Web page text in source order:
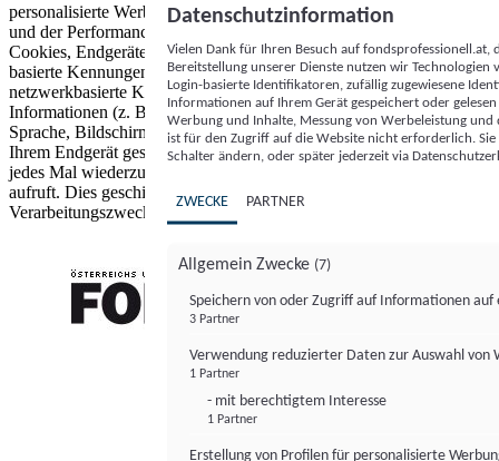
personalisierte Werbung und Inhalte, Messung von Werbeleistung
und der Performance von Inhalten sowie Zielgruppenforschung.
Cookies, Endgeräte- oder ähnliche Online-Kennungen (z. B. login-
basierte Kennungen, zufällig generierte Kennungen,
netzwerkbasierte Kennungen) können zusammen mit anderen
Informationen (z. B. Browsertyp und Browserinformationen,
Sprache, Bildschirmgröße, unterstützte Technologien usw.) auf
Ihrem Endgerät gespeichert oder von dort ausgelesen werden, um es
jedes Mal wiederzuerkennen, wenn es eine App oder einer Webseite
aufruft. Dies geschieht für einen oder mehrere der hier aufgeführten
Verarbeitungszwecke.
Datenschutzinformation
Vielen Dank für Ihren Besuch auf
Bereitstellung unserer Dienste nutzen wir Technologien
Login-basierte Identifikatoren, zufällig zugewiesene
Informationen auf Ihrem Gerät gespeichert oder
Werbung und Inhalte, Messung von Werbeleistung
ist für den Zugriff auf die Website nicht erforderlich.
Schalter ändern, oder später jederzeit via
ZWECKE PARTNER
Allgemein Zwecke (7)
Speichern von oder Zugriff auf Informationen auf
3 Partner
Verwendung reduzierter Daten zur Auswahl von
1 Partner
- mit berechtigtem Interesse
1 Partner
Erstellung von Profilen für personalisierte
FONDS professionell